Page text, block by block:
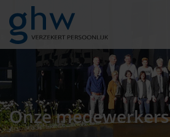
Onze medewerkers